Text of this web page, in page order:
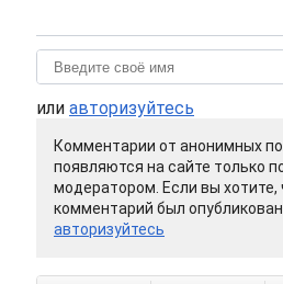
или авторизуйтесь
Комментарии от анонимных
появляются на сайте только
модератором. Если вы
комментарий был опубликован
авторизуйтесь